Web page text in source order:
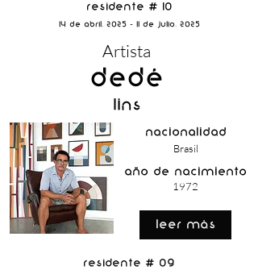
Residente # 10
14 de Abril, 2025 - 11 de Julio, 2025
Artista
Dedé
Lins
nacionalidad
Brasil
año de nacimiento
1972
Leer Más
Residente # 09